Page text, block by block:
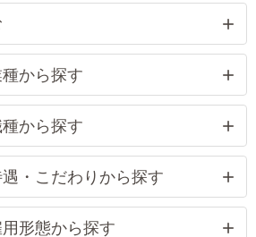
から探す
から探す
・こだわりから探す
形態から探す